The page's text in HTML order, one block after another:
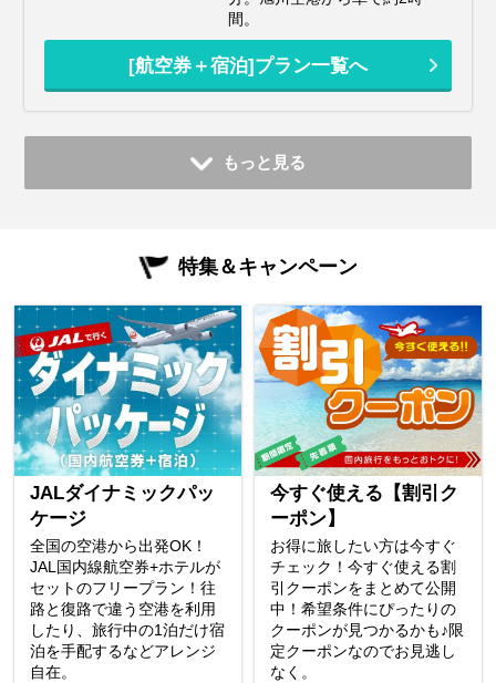
間。
[航空券＋宿泊]プラン一覧へ
もっと見る
特集＆キャンペーン
JALダイナミックパッ
ケージ
全国の空港から出発OK！
JAL国内線航空券+ホテルが
セットのフリープラン！往
路と復路で違う空港を利用
したり、旅行中の1泊だけ宿
泊を手配するなどアレンジ
自在。
今すぐ使える【割引ク
ーポン】
お得に旅したい方は今すぐ
チェック！今すぐ使える割
引クーポンをまとめて公開
中！希望条件にぴったりの
クーポンが見つかるかも♪限
定クーポンなのでお見逃し
なく。